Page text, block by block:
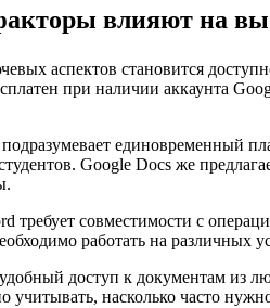
влияют на
аспектов становится
при наличии аккаунта
единовременный
Google Docs же
требует совместимости с
работать на
доступ к документам из
насколько часто нужно